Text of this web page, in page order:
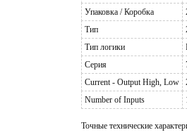
Упаковка / Коробка
Тип
Тип логики
Серия
Current - Output High, Low
Number of Inputs
Точные технические